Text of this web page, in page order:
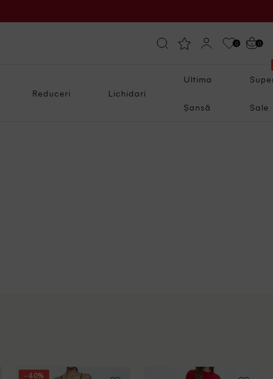
0 0
Reduceri Lichidari
Ultima
Șansă Sale
- 40%